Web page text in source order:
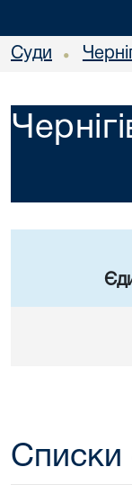
Суди •
Списки